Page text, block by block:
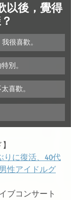
以後，覺得
很喜歡。
別。
喜歡。
りに復活、40代
性アイドルグ
ブコンサート